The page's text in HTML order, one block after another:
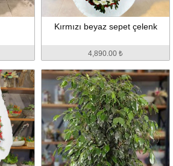
Kırmızı beyaz sepet çelenk
4,890.00 ₺